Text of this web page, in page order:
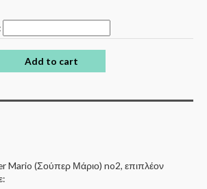
Add to cart
Mario (Σούπερ Μάριο) no2, επιπλέον